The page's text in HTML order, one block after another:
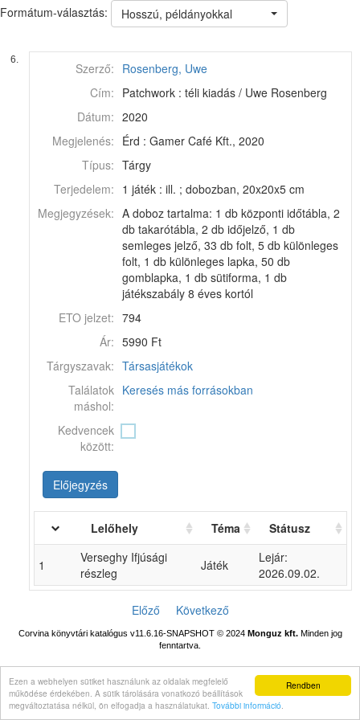
Rendben
Ezen a webhelyen sütiket használunk az oldalak megfelelő
működése érdekében. A sütik tárolására vonatkozó beállítások
megváltoztatása nélkül, ön elfogadja a használatukat. További információ.
Formátum-választás: Hosszú, példányokkal
6.
Szerző: Rosenberg, Uwe
Cím: Patchwork : téli kiadás / Uwe Rosenberg
Dátum: 2020
Megjelenés: Érd : Gamer Café Kft., 2020
Típus: Tárgy
Terjedelem: 1 játék : ill. ; dobozban, 20x20x5 cm
Megjegyzések: A doboz tartalma: 1 db központi időtábla, 2
db takarótábla, 2 db időjelző, 1 db
semleges jelző, 33 db folt, 5 db különleges
folt, 1 db különleges lapka, 50 db
gomblapka, 1 db sütiforma, 1 db
játékszabály 8 éves kortól
ETO jelzet: 794
Ár: 5990 Ft
Tárgyszavak: Társasjátékok
Találatok
máshol:
Keresés más forrásokban
Kedvencek
között:
Előjegyzés
Lelőhely Téma Státusz
1
Verseghy Ifjúsági
részleg
Játék
Lejár:
2026.09.02.
Előző Következő
Corvina könyvtári katalógus v11.6.16-SNAPSHOT© 2024 Monguz kft.Minden jog
fenntartva.